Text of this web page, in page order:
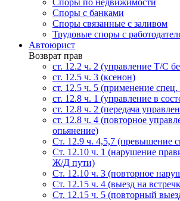
Cпоры по недвижимости
Споры с банками
Споры связанные с заливом
Трудовые споры с
Автоюрист
Возврат прав
ст. 12.2 ч. 2 (управление Т/С
ст. 12.5 ч. 3 (ксенон)
ст. 12.5 ч. 5 (применение спец.
cт. 12.8 ч. 1 (управление в
ст. 12.8 ч. 2 (передача
ст. 12.8 ч. 4 (повторное
опьянение)
Ст. 12.9 ч. 4,5,7 (превышение
Ст. 12.10 ч. 1 (нарушение
Ж/Д пути)
Ст. 12.10 ч. 3 (повторное
Ст. 12.15 ч. 4 (выезд на
Ст. 12.15 ч. 5 (повторный